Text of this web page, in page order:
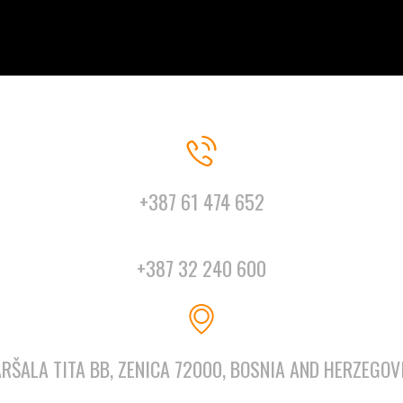
+387 61 474 652
+387 32 240 600
TITA BB, ZENICA 72000, BOSNIA AND